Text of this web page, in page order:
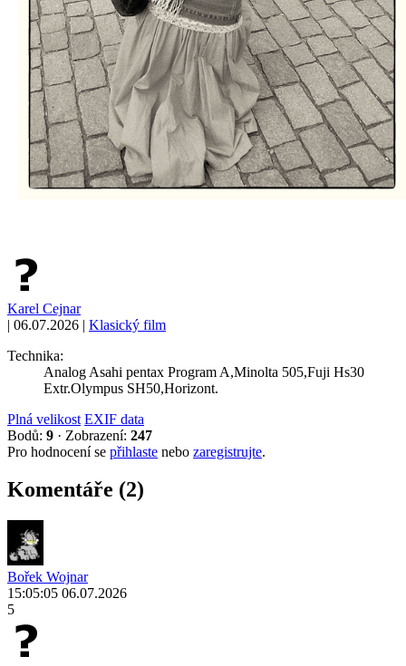
Karel Cejnar
| 06.07.2026 | Klasický film
Technika:
Analog Asahi pentax Program A,Minolta 505,Fuji Hs30
Extr.Olympus SH50,Horizont.
Plná velikost EXIF data
Bodů: 9 · Zobrazení: 247
Pro hodnocení se přihlaste nebo zaregistrujte.
Komentáře (2)
Bořek Wojnar
15:05:05 06.07.2026
5